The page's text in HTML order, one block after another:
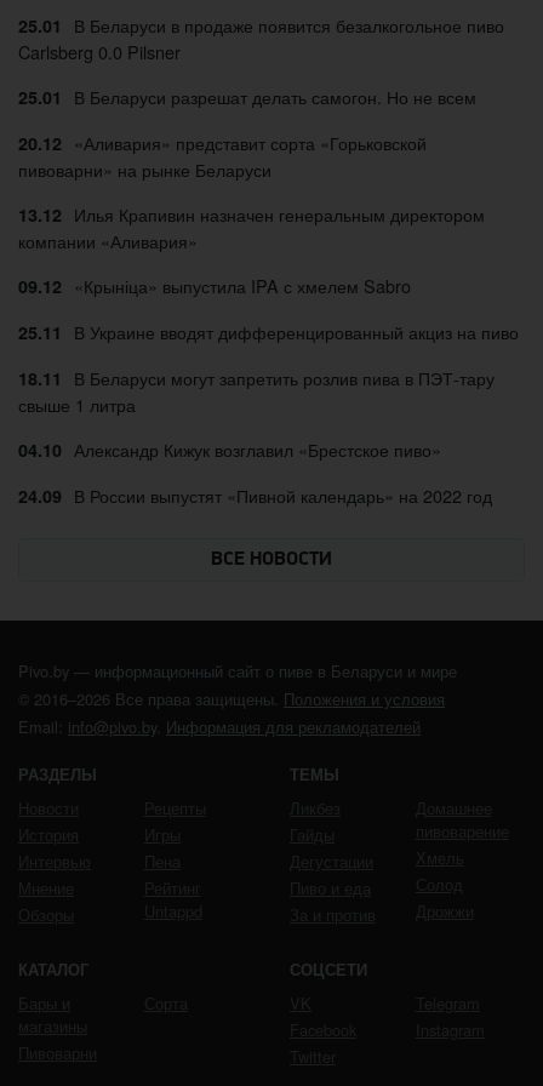
25.01
В Беларуси в продаже появится безалкогольное пиво
Carlsberg 0.0 Pilsner
25.01 В Беларуси разрешат делать самогон. Но не всем
20.12
«Аливария» представит сорта «Горьковской
пивоварни» на рынке Беларуси
13.12 Илья Крапивин назначен генеральным директором
компании «Аливария»
09.12 «Крыніца» выпустила IPA с хмелем Sabro
25.11 В Украине вводят дифференцированный акциз на пиво
18.11
В Беларуси могут запретить розлив пива в ПЭТ-тару
свыше 1 литра
04.10 Александр Кижук возглавил «Брестское пиво»
24.09 В России выпустят «Пивной календарь» на 2022 год
ВСЕ НОВОСТИ
Pivo.by — информационный сайт о пиве в Беларуси и мире
© 2016–2026 Все права защищены. Положения и условия
Email: info@pivo.by. Информация для рекламодателей
РАЗДЕЛЫ ТЕМЫ
КАТАЛОГ СОЦСЕТИ